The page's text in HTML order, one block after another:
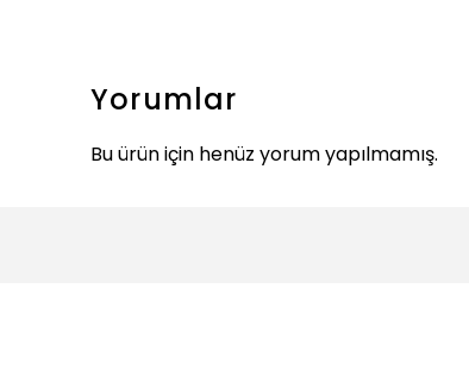
Yorumlar
Bu ürün için henüz yorum yapılmamış.